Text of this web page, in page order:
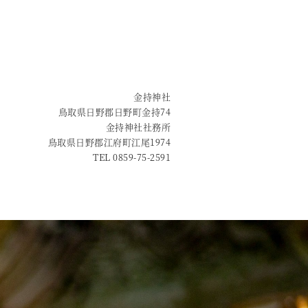
金持神社
鳥取県日野郡日野町金持74
金持神社社務所
鳥取県日野郡江府町江尾1974
TEL 0859-75-2591